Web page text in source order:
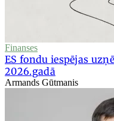
Finanses
ES fondu iespējas
2026.gadā
Armands Gūtmanis